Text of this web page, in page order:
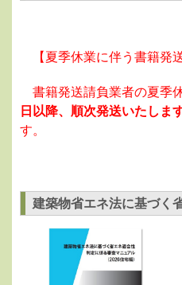
【夏季休業に伴う書籍発
書籍発送請負業者の夏季
日以降、順次発送いたします
す。
建築物省エネ法に基づく